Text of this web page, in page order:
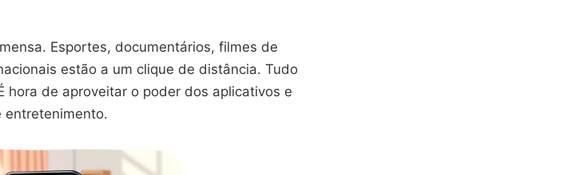
Esportes, documentários, filmes de
estão a um clique de distância. Tudo
hora de aproveitar o poder dos aplicativos e
entretenimento.